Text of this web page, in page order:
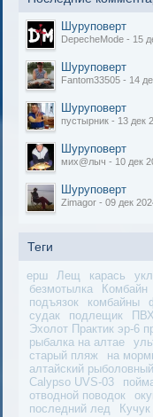
Шуруповерт
DepecheMode - 15
Шуруповерт
Fantom33505 - 14
Шуруповерт
пустырник - 13 дек
Шуруповерт
мих@лыч - 10 дек
Шуруповерт
Zimagor - 09 дек
Теги
ерш Лещ карась
безмотылка
Комбайн
подъязок
комбайны
судак
подлещик
Эхолот Практик эр-6
рыбалка на алтае
старый пляж
на
алтайский
Calypso UVS-03
отводной поводок
последний лед
Кучук